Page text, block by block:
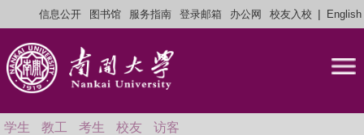
信息公开 图书馆 服务指南 登录邮箱 办公网 校友入校 | English
学生 教工 考生 校友 访客